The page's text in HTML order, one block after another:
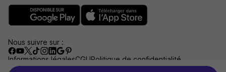
Nous suivre sur :
Informations légalesCGUPolitique de confidentialité
Gérer les traceursAccessibilité : non conforme